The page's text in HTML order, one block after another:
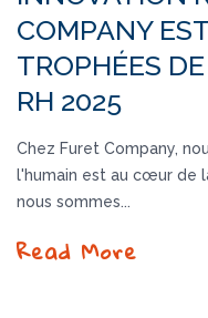
COMPANY
TROPHÉES
RH 2025
Chez Furet Company,
l'humain est au cœur de
nous sommes...
Read More